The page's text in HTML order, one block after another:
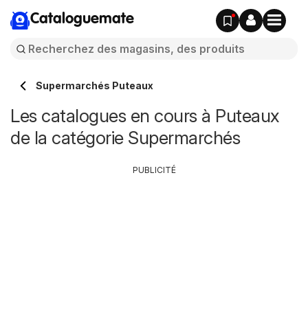
Cataloguemate
Supermarchés Puteaux
Les catalogues en cours à Puteaux
de la catégorie Supermarchés
PUBLICITÉ